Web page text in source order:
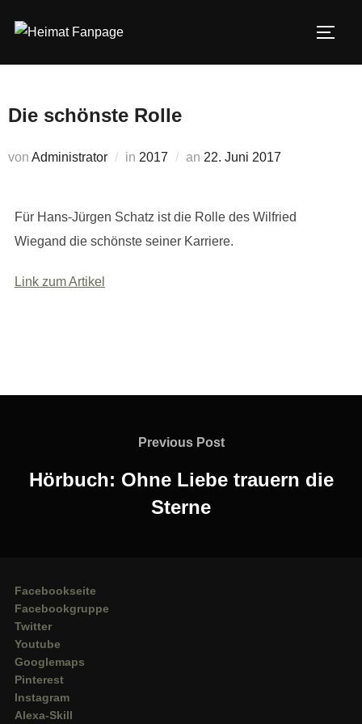
Inhalt
Die schönste Rolle
von Administrator in 2017 an Veröffentlicht
22. Juni 2017
Für Hans-Jürgen Schatz ist die Rolle des Wilfried
Wiegand die schönste seiner Karriere.
Link zum Artikel
Previous
Previous Post
Hörbuch: Ohne Liebe trauern die
Sterne
Facebookseite
Facebookgruppe
Twitter
Youtube
Googlemaps
Pinterest
Instagram
Alexa-Skill